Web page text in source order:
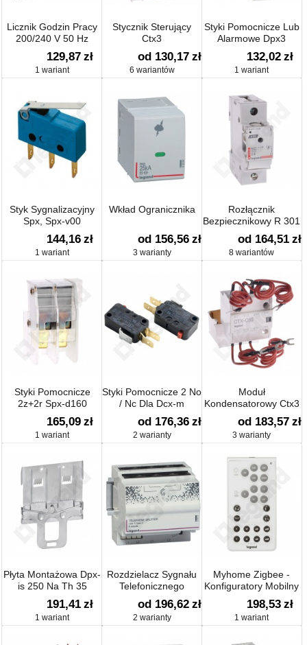
Licznik Godzin Pracy
200/240 V 50 Hz
129,87 zł
1 wariant
Stycznik Sterujący
Ctx3
od 130,17 zł
6 wariantów
Styki Pomocnicze Lub
Alarmowe Dpx3
132,02 zł
1 wariant
Styk Sygnalizacyjny
Spx, Spx-v00
144,16 zł
1 wariant
Wkład Ogranicznika
od 156,56 zł
3 warianty
Rozłącznik
Bezpiecznikowy R 301
od 164,51 zł
8 wariantów
Styki Pomocnicze
2z+2r Spx-d160
165,09 zł
1 wariant
Styki Pomocnicze 2 No
/ Nc Dla Dcx-m
od 176,36 zł
2 warianty
Moduł
Kondensatorowy Ctx3
od 183,57 zł
3 warianty
Płyta Montażowa Dpx-
is 250 Na Th 35
191,41 zł
1 wariant
Rozdzielacz Sygnału
Telefonicznego
od 196,62 zł
2 warianty
Myhome Zigbee -
Konfiguratory Mobilny
Do Detektorów
198,53 zł
1 wariant